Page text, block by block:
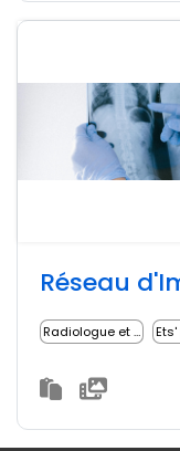
Radiologue et imagerie médicale